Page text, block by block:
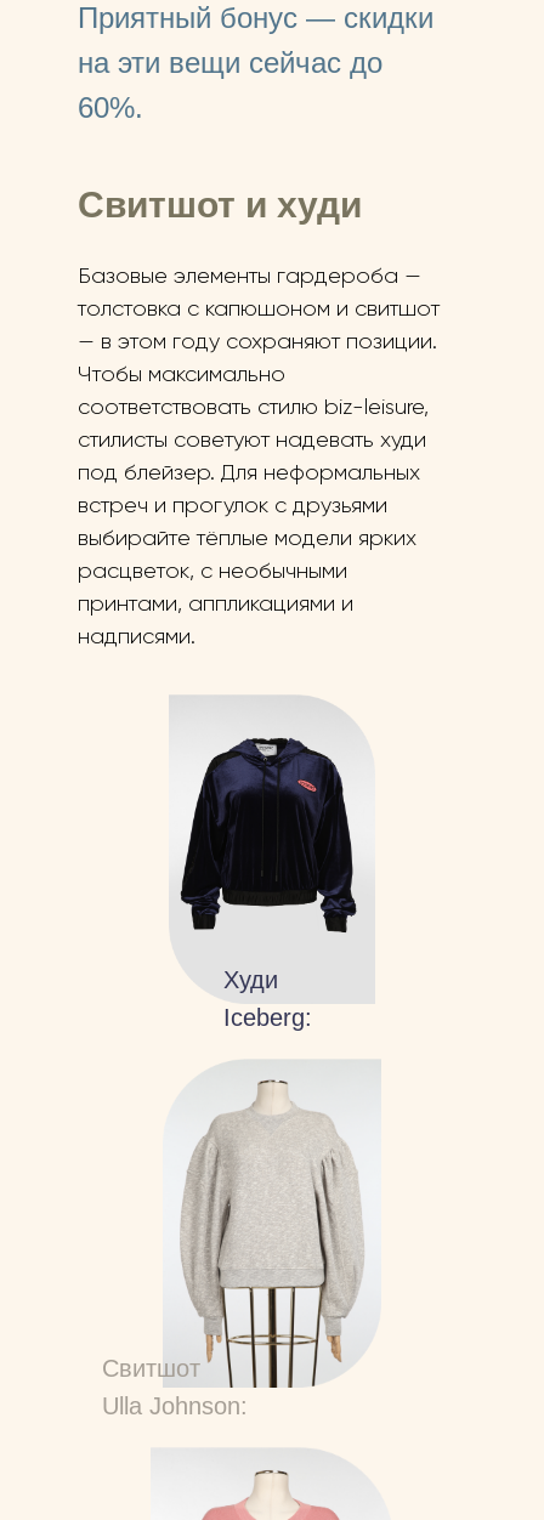
Приятный бонус — скидки
на эти вещи сейчас до
60%.
Свитшот и худи
Базовые элементы гардероба —
толстовка с капюшоном и свитшот
— в этом году сохраняют позиции.
Чтобы максимально
соответствовать стилю biz-leisure,
стилисты советуют надевать худи
под блейзер. Для неформальных
встреч и прогулок с друзьями
выбирайте тёплые модели ярких
расцветок, с необычными
принтами, аппликациями и
надписями.
Худи
Iceberg:
Свитшот
Ulla Johnson: